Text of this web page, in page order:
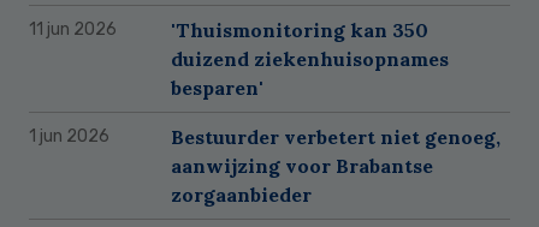
11 jun 2026
'Thuismonitoring kan 350
duizend ziekenhuisopnames
besparen'
1 jun 2026
Bestuurder verbetert niet genoeg,
aanwijzing voor Brabantse
zorgaanbieder